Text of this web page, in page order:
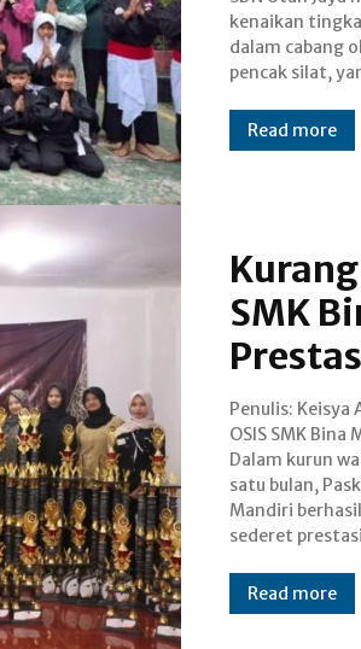
kenaikan
dalam cabang
pencak silat,
dari evaluasi
teknis dan
Read more
SMK
Penulis: Keisya Ayu
OSIS SMK Bina Mandiri
Dalam kurun
satu bulan,
Mandiri
sederet
perlombaan berbeda.
kegiatan belajar
anggota tetap
hingga larut
Read more